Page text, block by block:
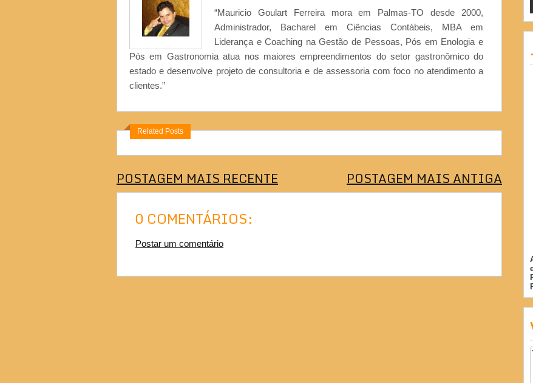
“Mauricio Goulart Ferreira mora em Palmas-TO desde 2000,
Administrador, Bacharel em Ciências Contábeis, MBA em
Liderança e Coaching na Gestão de Pessoas, Pós em Enologia e
Pós em Gastronomia atua nos maiores empreendimentos do setor gastronômico do
estado e desenvolve projeto de consultoria e de assessoria com foco no atendimento a
clientes.”
Related Posts
POSTAGEM MAIS RECENTE POSTAGEM MAIS ANTIGA
0 COMENTÁRIOS:
Postar um comentário